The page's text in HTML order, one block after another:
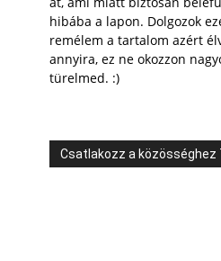
hibába a lapon. Dolgozok
remélem a tartalom azért
annyira, ez ne okozzon
türelmed. :)
Csatlakozz a közösséghez